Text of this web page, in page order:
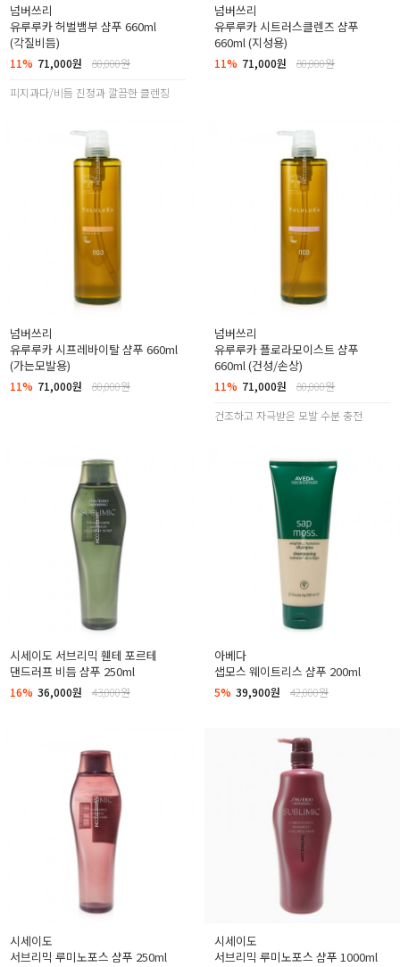
넘버쓰리
유루루카 허벌뱀부 샴푸 660ml
(각질비듬)
11% 71,000원
80,000원
피지과다/비듬 진정과 깔끔한 클렌징
넘버쓰리
유루루카 시트러스클렌즈 샴푸
660ml (지성용)
11% 71,000원 80,000원
넘버쓰리
유루루카 시프레바이탈 샴푸 660ml
(가는모발용)
11% 71,000원 80,000원
넘버쓰리
유루루카 플로라모이스트 샴푸
660ml (건성/손상)
11% 71,000원
80,000원
건조하고 자극받은 모발 수분 충전
시세이도 서브리믹 휀테 포르테
댄드러프 비듬 샴푸 250ml
16% 36,000원 43,000원
아베다
샙모스 웨이트리스 샴푸 200ml
5% 39,900원 42,000원
시세이도
서브리믹 루미노포스 샴푸 250ml
시세이도
서브리믹 루미노포스 샴푸 1000ml